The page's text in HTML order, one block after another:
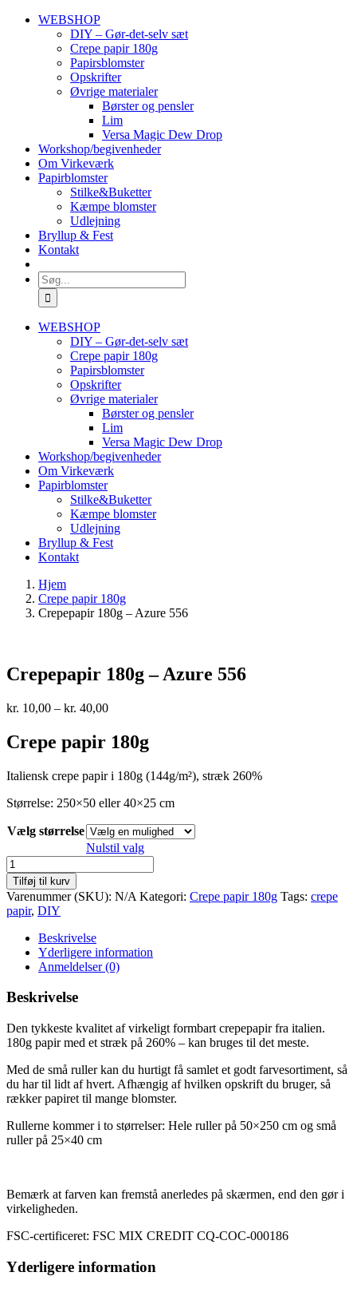
Skip
WEBSHOP
DIY – Gør-det-selv sæt
Crepe papir 180g
Papirsblomster
Opskrifter
Øvrige materialer
Børster og pensler
Lim
Versa Magic Dew Drop
Workshop/begivenheder
Om Virkeværk
Papirblomster
Stilke&Buketter
Kæmpe blomster
Udlejning
Bryllup & Fest
Kontakt
Søg
efter:
WEBSHOP
DIY – Gør-det-selv sæt
Crepe papir 180g
Papirsblomster
Opskrifter
Øvrige materialer
Børster og pensler
Lim
Versa Magic Dew Drop
Workshop/begivenheder
Om Virkeværk
Papirblomster
Stilke&Buketter
Kæmpe blomster
Udlejning
Bryllup & Fest
Kontakt
Hjem
Crepe papir 180g
Crepepapir 180g – Azure 556
Crepepapir 180g – Azure 556
kr. 10,00 – kr. 40,00Prisinterval:
til
kr. 40,00
Crepe papir 180g
Italiensk crepe papir i 180g (144g/m²), stræk 260%
Størrelse: 250×50 eller 40×25 cm
Vælg størrelse
Nulstil valg
Crepepapir
180g
-
Azure
556
antal
Tilføj til kurv
Varenummer (SKU): N/A Kategori: Crepe papir 180g Tags: crepe
papir, DIY
Beskrivelse
Yderligere information
Anmeldelser (0)
Beskrivelse
Den tykkeste kvalitet af virkeligt formbart crepepapir fra italien.
180g papir med et stræk på 260% – kan bruges til det meste.
Med de små ruller kan du hurtigt få samlet et godt farvesortiment, så
du har til lidt af hvert. Afhængig af hvilken opskrift du bruger, så
rækker papiret til mange blomster.
Rullerne kommer i to størrelser: Hele ruller på 50×250 cm og små
ruller på 25×40 cm
Bemærk at farven kan fremstå anerledes på skærmen, end den gør i
virkeligheden.
FSC-certificeret: FSC MIX CREDIT CQ-COC-000186
Yderligere information